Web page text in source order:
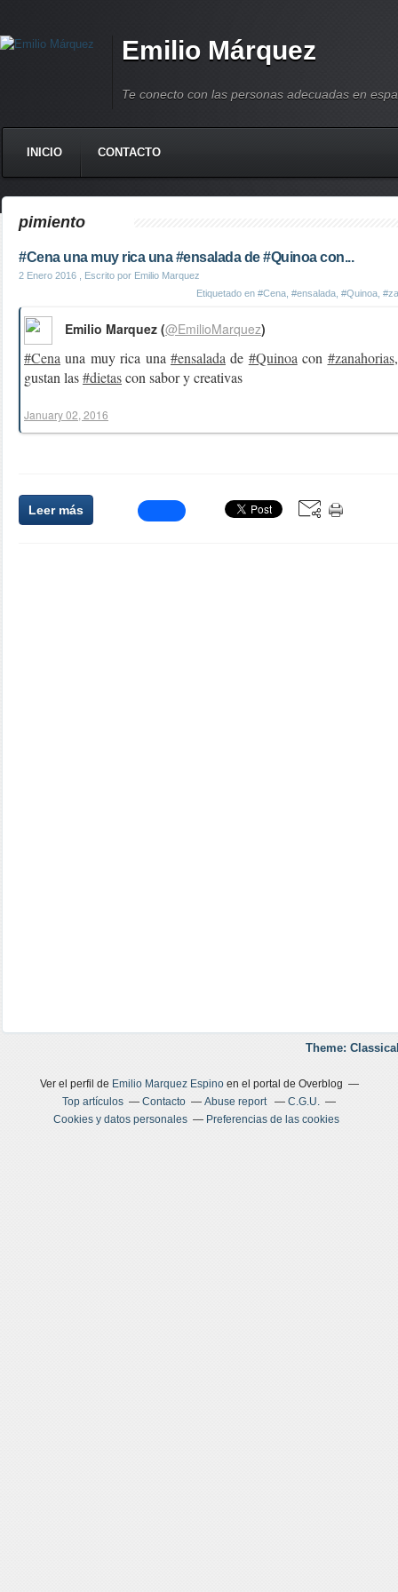
Emilio Márquez
Te conecto con las personas adecuadas en
INICIO CONTACTO
pimiento
#Cena una muy rica una #ensalada de #Quinoa con...
2 Enero 2016 , Escrito por Emilio Marquez
Etiquetado en #Cena #ensalada #Quinoa
#Cena una muy rica una #ensalada de #Quinoa con #zanahorias
gustan las#dietascon sabor y creativas
Emilio Marquez (@EmilioMarquez)
January 02, 2016
Leer más
Theme:
Ver el perfil de Emilio Marquez Espinoen el portal de Overblog
Top artículos
Contacto Abuse report
C.G.U.
Cookies y datos personales
Preferencias de las cookies